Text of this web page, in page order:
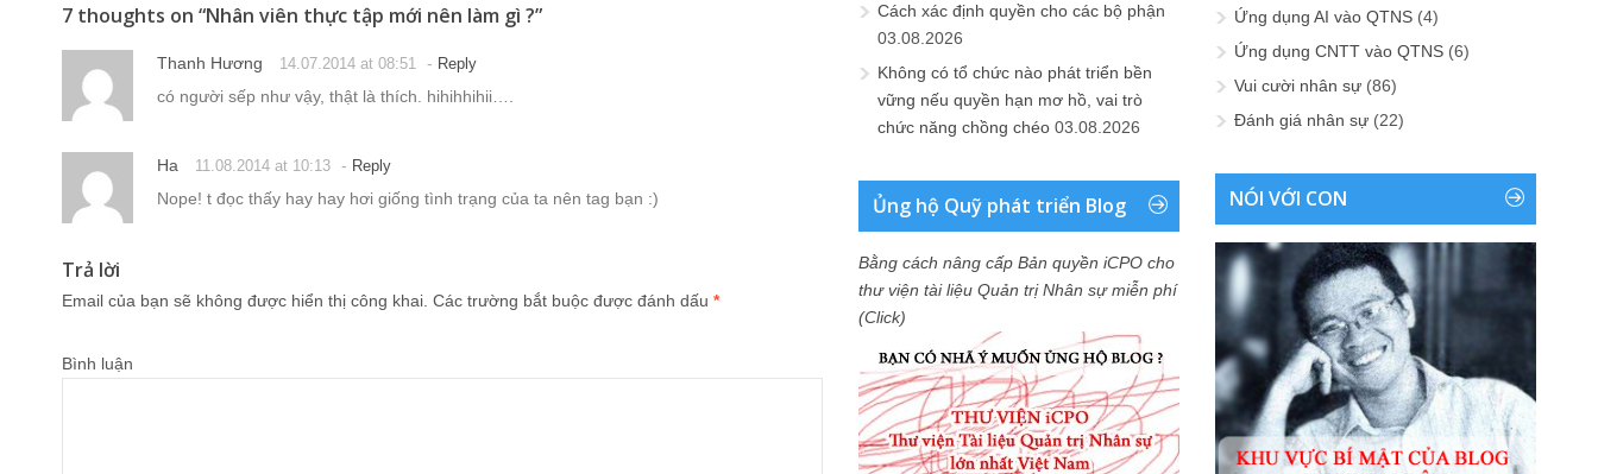
7 thoughts on “Nhân viên thực tập mới nên làm gì ?”
Thanh Hương 14.07.2014 at 08:51 - Reply
có người sếp như vậy, thật là thích. hihihhihii….
Ha 11.08.2014 at 10:13 - Reply
Nope! t đọc thấy hay hay hơi giống tình trạng của ta nên tag bạn :)
Trả lời
Email của bạn sẽ không được hiển thị công khai. Các trường bắt buộc được đánh dấu *
Bình luận
Cách xác định quyền cho các bộ phận
03.08.2026
Không có tổ chức nào phát triển bền
vững nếu quyền hạn mơ hồ, vai trò
chức năng chồng chéo 03.08.2026
Ủng hộ Quỹ phát triển Blog
Bằng cách nâng cấp Bản quyền iCPO cho
thư viện tài liệu Quản trị Nhân sự miễn phí
(Click)
Ứng dụng AI vào QTNS (4)
Ứng dụng CNTT vào QTNS (6)
Vui cười nhân sự (86)
Đánh giá nhân sự (22)
NÓI VỚI CON